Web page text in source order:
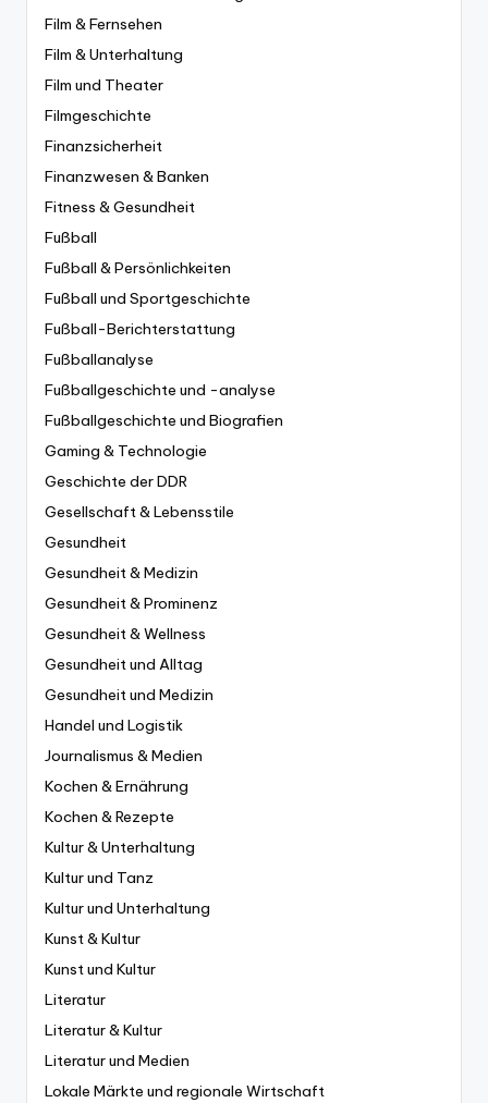
Film & Fernsehen
Film & Unterhaltung
Film und Theater
Filmgeschichte
Finanzsicherheit
Finanzwesen & Banken
Fitness & Gesundheit
Fußball
Fußball & Persönlichkeiten
Fußball und Sportgeschichte
Fußball-Berichterstattung
Fußballanalyse
Fußballgeschichte und -analyse
Fußballgeschichte und Biografien
Gaming & Technologie
Geschichte der DDR
Gesellschaft & Lebensstile
Gesundheit
Gesundheit & Medizin
Gesundheit & Prominenz
Gesundheit & Wellness
Gesundheit und Alltag
Gesundheit und Medizin
Handel und Logistik
Journalismus & Medien
Kochen & Ernährung
Kochen & Rezepte
Kultur & Unterhaltung
Kultur und Tanz
Kultur und Unterhaltung
Kunst & Kultur
Kunst und Kultur
Literatur
Literatur & Kultur
Literatur und Medien
Lokale Märkte und regionale Wirtschaft